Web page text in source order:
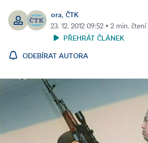
ora, ČTK
23. 12. 2012 09:52 ▪ 2 min. čtení
PŘEHRÁT ČLÁNEK
ODEBÍRAT AUTORA